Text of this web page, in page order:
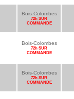
Bois-Colombes
72h SUR
COMMANDE
Bois-Colombes
72h SUR
COMMANDE
Bois-Colombes
72h SUR
COMMANDE